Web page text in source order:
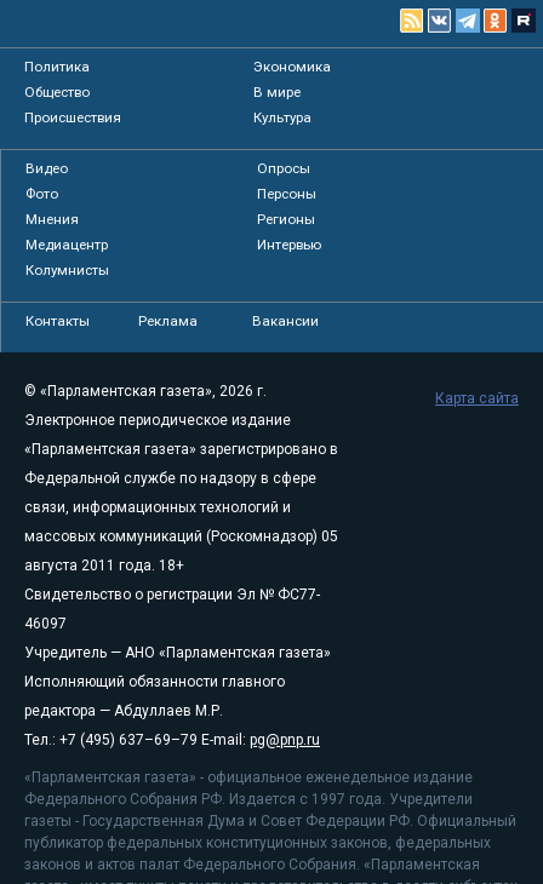
Политика
Экономика
Общество
В мире
Происшествия
Культура
Видео
Опросы
Фото
Персоны
Мнения
Регионы
Медиацентр
Интервью
Колумнисты
Контакты Реклама Вакансии
© «Парламентская газета», 2026 г.
Электронное периодическое издание
«Парламентская газета» зарегистрировано в
Федеральной службе по надзору в сфере
связи, информационных технологий и
массовых коммуникаций (Роскомнадзор) 05
августа 2011 года. 18+
Свидетельство о регистрации Эл № ФС77-
46097
Учредитель — АНО «Парламентская газета»
Исполняющий обязанности главного
редактора — Абдуллаев М.Р.
Тел.: +7 (495) 637–69–79 E-mail: pg@pnp.ru
«Парламентская газета» - официальное еженедельное издание
Федерального Собрания РФ. Издается с 1997 года. Учредители
газеты - Государственная Дума и Совет Федерации РФ. Официальный
публикатор федеральных конституционных законов, федеральных
законов и актов палат Федерального Собрания. «Парламентская
Карта сайта